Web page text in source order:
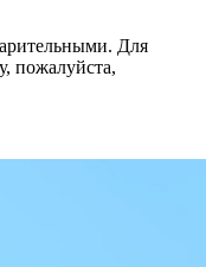
Для
пожалуйста,